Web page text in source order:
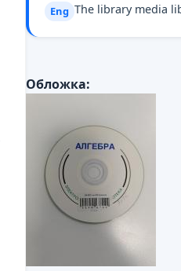
Eng The library media
Обложка: